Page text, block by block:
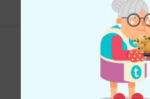
Gefällt Ihnen,
Teilen